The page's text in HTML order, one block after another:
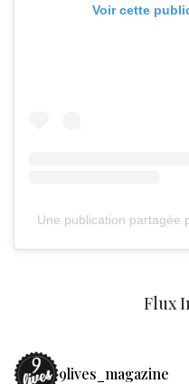
Voir cette
Une publication partagée
Flux
9lives_magazine